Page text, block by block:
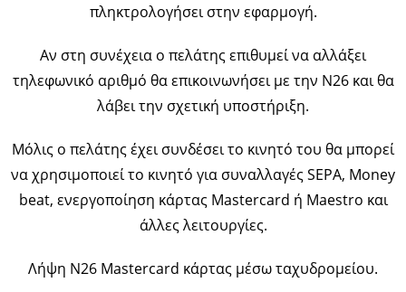
πληκτρολογήσει στην εφαρμογή.
Αν στη συνέχεια ο πελάτης επιθυμεί να αλλάξει
τηλεφωνικό αριθμό θα επικοινωνήσει με την Ν26 και θα
λάβει την σχετική υποστήριξη.
Μόλις ο πελάτης έχει συνδέσει το κινητό του θα μπορεί
να χρησιμοποιεί το κινητό για συναλλαγές SEPA, Money
beat, ενεργοποίηση κάρτας Mastercard ή Maestro και
άλλες λειτουργίες.
Λήψη Ν26 Mastercard κάρτας μέσω ταχυδρομείου.